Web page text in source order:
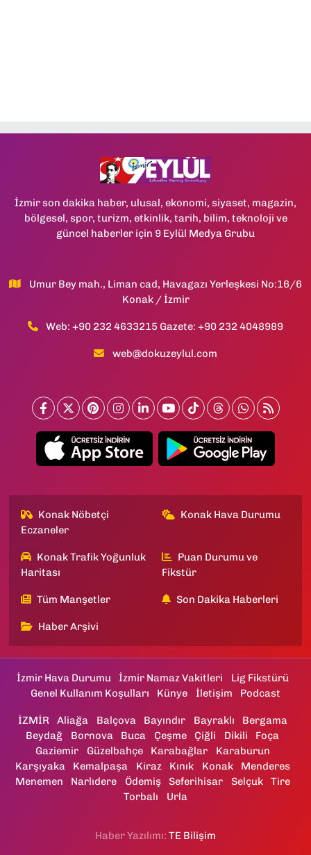
İzmir son dakika haber, ulusal, ekonomi, siyaset, magazin,
bölgesel, spor, turizm, etkinlik, tarih, bilim, teknoloji ve
güncel haberler için 9 Eylül Medya Grubu
Umur Bey mah., Liman cad, Havagazı Yerleşkesi No:16/6
Konak / İzmir
Web: +90 232 4633215 Gazete: +90 232 4048989
web@dokuzeylul.com
Konak Nöbetçi
Eczaneler
Konak Hava Durumu
Konak Trafik Yoğunluk
Haritası
Puan Durumu ve
Fikstür
Tüm Manşetler Son Dakika Haberleri
Haber Arşivi
İzmir Hava Durumu İzmir Namaz Vakitleri
Lig Fikstürü
Genel Kullanım Koşulları
Künye İletişim Podcast
İZMİR Aliağa Balçova Bayındır Bayraklı
Bergama
Beydağ
Bornova Buca Çeşme Çiğli Dikili
Foça
Gaziemir
Güzelbahçe Karabağlar
Karaburun
Karşıyaka
Kemalpaşa Kiraz Kınık Konak
Menderes
Menemen
Narlıdere Ödemiş Seferihisar Selçuk
Tire
Torbalı
Urla
Haber Yazılımı: TE Bilişim